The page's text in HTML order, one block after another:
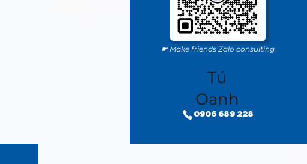
☛ Make friends Zalo consulting
Tú
Oanh
0906 689 228